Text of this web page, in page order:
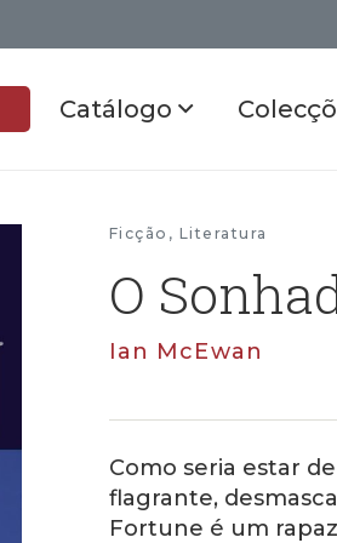
Catálogo
Ficção , Literatura
O
Ian McEwan
Como seria estar
flagrante,
Fortune é um